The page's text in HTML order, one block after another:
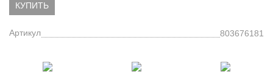
КУПИТЬ
Артикул 803676181